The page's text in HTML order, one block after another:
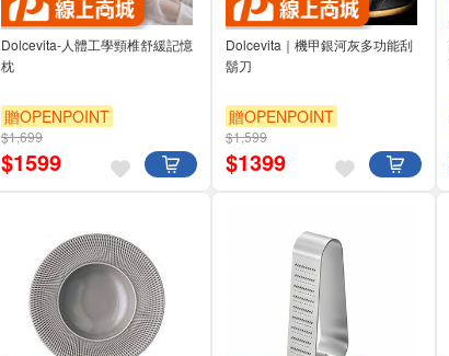
Dolcevita-人體工學頸椎舒緩記憶
枕
贈OPENPOINT
$1,699
$1599
Dolcevita｜機甲銀河灰多功能刮
鬍刀
贈OPENPOINT
$1,599
$1399